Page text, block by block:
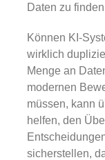
Daten zu
Können KI-
wirklich
Menge an
modernen
müssen, kann
helfen, den
sicherstellen,